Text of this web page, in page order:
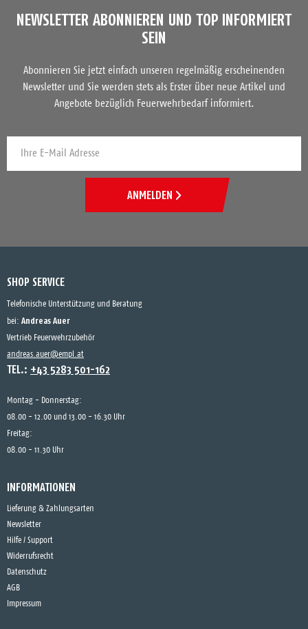
NEWSLETTER ABONNIEREN UND TOP INFORMIERT
SEIN
Abonnieren Sie jetzt einfach unseren regelmäßig erscheinenden
Newsletter und Sie werden stets als Erster über neue Artikel und
Angebote bezüglich Feuerwehrbedarf informiert.
ANMELDEN
SHOP SERVICE
Telefonische Unterstützung und Beratung
bei: Andreas Auer
Vertrieb Feuerwehrzubehör
andreas.auer@empl.at
TEL.: +43 5283 501-162
Montag - Donnerstag:
08.00 - 12.00 und 13.00 - 16.30 Uhr
Freitag:
08.00 - 11.30 Uhr
INFORMATIONEN
Lieferung & Zahlungsarten
Newsletter
Hilfe / Support
Widerrufsrecht
Datenschutz
AGB
Impressum